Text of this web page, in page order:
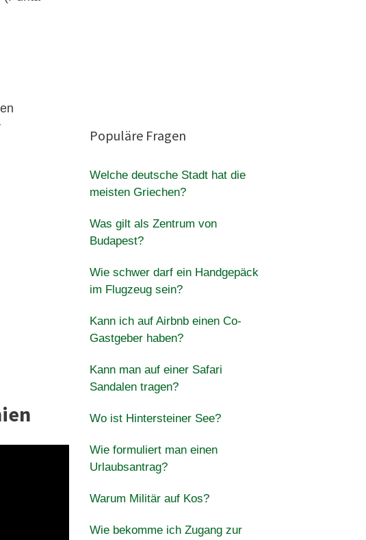
Populäre Fragen
Welche deutsche Stadt hat die
meisten Griechen?
Was gilt als Zentrum von
Budapest?
Wie schwer darf ein Handgepäck
im Flugzeug sein?
Kann ich auf Airbnb einen Co-
Gastgeber haben?
Kann man auf einer Safari
Sandalen tragen?
Wo ist Hintersteiner See?
Wie formuliert man einen
Urlaubsantrag?
Warum Militär auf Kos?
Wie bekomme ich Zugang zur